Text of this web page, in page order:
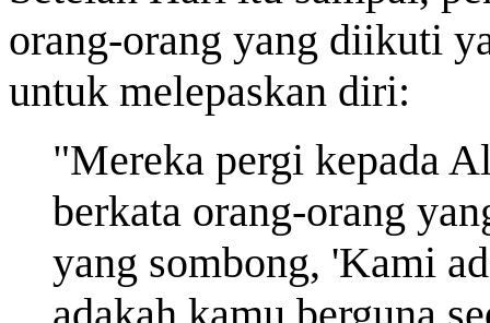
orang-orang yang diikuti
untuk melepaskan diri:
"Mereka pergi kepada
berkata orang-orang
yang sombong, 'Kami